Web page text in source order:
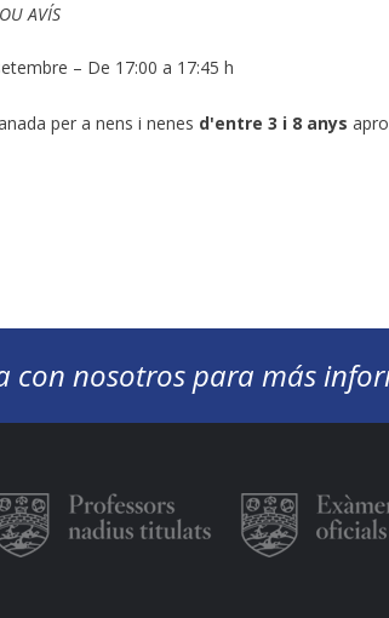
AVÍS
– De 17:00 a 17:45 h
per a nens i nenes d'entre 3 i 8 anys
con nosotros para más